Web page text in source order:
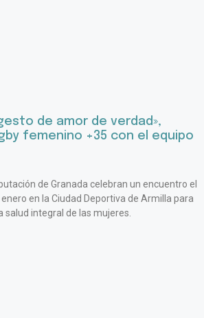
de amor de verdad»,
femenino +35 con el equipo
de Granada celebran un encuentro el
en la Ciudad Deportiva de Armilla para
salud integral de las mujeres.